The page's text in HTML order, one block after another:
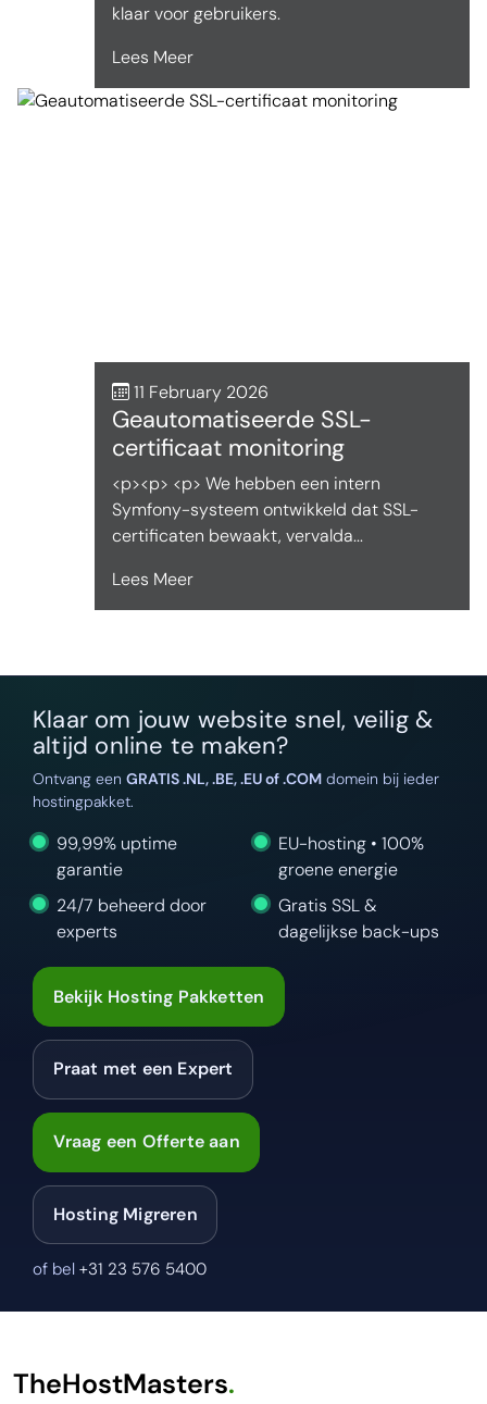
klaar voor gebruikers.
Lees Meer
11 February 2026
Geautomatiseerde SSL-
certificaat monitoring
<p><p> <p> We hebben een intern
Symfony-systeem ontwikkeld dat SSL-
certificaten bewaakt, vervalda...
Lees Meer
Klaar om jouw website snel, veilig &
altijd online te maken?
Ontvang een GRATIS .NL, .BE, .EU of .COMdomein bij ieder
hostingpakket.
99,99% uptime
garantie
EU-hosting • 100%
groene energie
24/7 beheerd door
experts
Gratis SSL &
dagelijkse back-ups
Bekijk Hosting Pakketten
Praat met een Expert
Vraag een Offerte aan
Hosting Migreren
of bel +31 23 576 5400
TheHostMasters.